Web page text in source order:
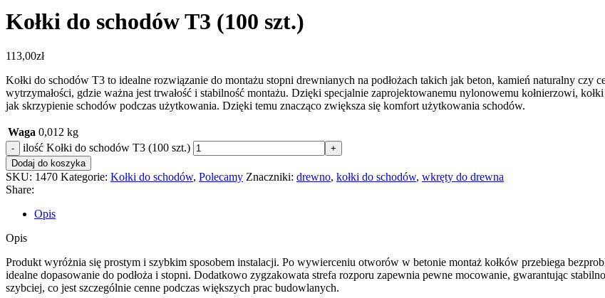
Kołki do schodów T3 (100 szt.)
113,00zł
Kołki do schodów T3 to idealne rozwiązanie do montażu stopni drewnianych na podłożach takich jak beton, kamień naturalny czy
wytrzymałości, gdzie ważna jest trwałość i stabilność montażu. Dzięki specjalnie zaprojektowanemu nylonowemu kołnierzowi,
jak skrzypienie schodów podczas użytkowania. Dzięki temu znacząco zwiększa się komfort użytkowania schodów.
Waga 0,012 kg
- ilość Kołki do schodów T3 (100 szt.)
+
Dodaj do koszyka
SKU: 1470 Kategorie: Kołki do schodów, Polecamy Znaczniki: drewno, kołki do schodów, wkręty do drewna
Share:
Opis
Opis
Produkt wyróżnia się prostym i szybkim sposobem instalacji. Po wywierceniu otworów w betonie montaż kołków przebiega
idealne dopasowanie do podłoża i stopni. Dodatkowo zygzakowata strefa rozporu zapewnia pewne mocowanie, gwarantując
szybciej, co jest szczególnie cenne podczas większych prac budowlanych.